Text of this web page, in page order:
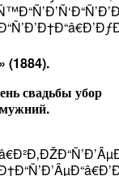
(1884).
свадьбы убор